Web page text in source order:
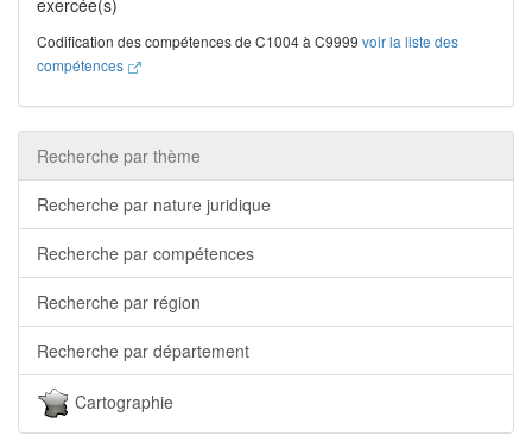
exercée(s)
Codification des compétences de C1004 à C9999 voir la liste des
compétences
Recherche par thème
Recherche par nature juridique
Recherche par compétences
Recherche par région
Recherche par département
Cartographie